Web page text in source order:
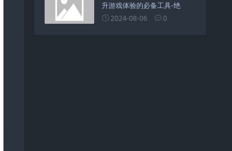
升游戏体验的必备工具-绝
2024-08-06
0